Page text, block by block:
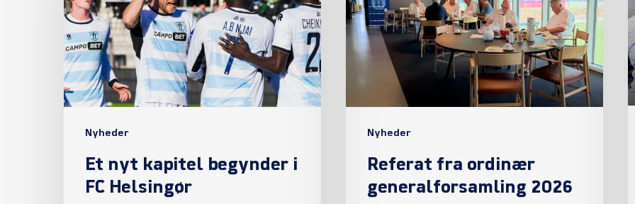
Nyheder
begynder
i
FC
Helsingør
Et nyt kapitel begynder i
FC Helsingør
Nyheder
generalforsamling
2026
Referat fra ordinær
generalforsamling 2026